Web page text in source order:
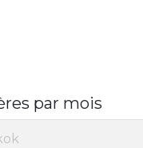
par mois